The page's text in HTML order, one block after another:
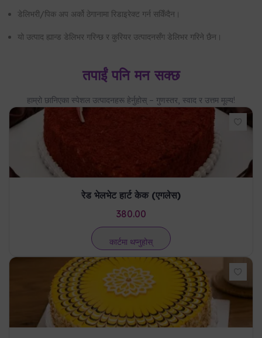
डेलिभरी/पिक अप अर्को ठेगानामा रिडाइरेक्ट गर्न सकिँदैन।
यो उत्पाद ह्यान्ड डेलिभर गरिन्छ र कुरियर उत्पादनसँग डेलिभर गरिने छैन।
तपाईं पनि मन सक्छ
हाम्रो छानिएका स्पेशल उत्पादनहरू हेर्नुहोस् – गुणस्तर, स्वाद र उत्तम मूल्य!
रेड भेलभेट हार्ट केक (एगलेस)
380.00
कार्टमा थप्नुहोस्